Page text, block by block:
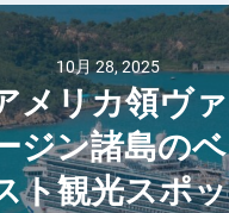
10月 28, 2025
メリカ領ヴァ
ジン諸島のベ
ト観光スポッ